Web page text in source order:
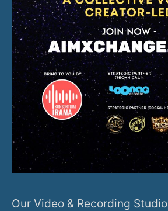
Our Video & Recording Studio